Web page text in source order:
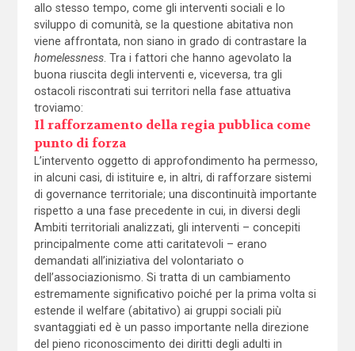
allo stesso tempo, come gli interventi sociali e lo
sviluppo di comunità, se la questione abitativa non
viene affrontata, non siano in grado di contrastare la
homelessness. Tra i fattori che hanno agevolato la
buona riuscita degli interventi e, viceversa, tra gli
ostacoli riscontrati sui territori nella fase attuativa
troviamo:
Il rafforzamento della regia pubblica come
punto di forza
L’intervento oggetto di approfondimento ha permesso,
in alcuni casi, di istituire e, in altri, di rafforzare sistemi
di governance territoriale; una discontinuità importante
rispetto a una fase precedente in cui, in diversi degli
Ambiti territoriali analizzati, gli interventi – concepiti
principalmente come atti caritatevoli – erano
demandati all’iniziativa del volontariato o
dell’associazionismo. Si tratta di un cambiamento
estremamente significativo poiché per la prima volta si
estende il welfare (abitativo) ai gruppi sociali più
svantaggiati ed è un passo importante nella direzione
del pieno riconoscimento dei diritti degli adulti in